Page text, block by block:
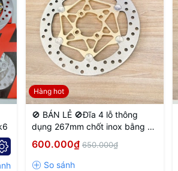
Hàng hot
🚫 BÁN LẺ 🚫Đĩa 4 lỗ thông
dụng 267mm chốt inox bằng 4
lỗ màu Vàng nhạt
600.000₫ 650.000₫